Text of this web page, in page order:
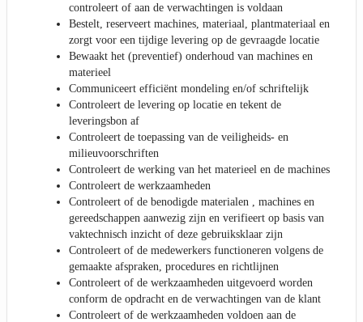
controleert of aan de verwachtingen is voldaan
Bestelt, reserveert machines, materiaal, plantmateriaal en
zorgt voor een tijdige levering op de gevraagde locatie
Bewaakt het (preventief) onderhoud van machines en
materieel
Communiceert efficiënt mondeling en/of schriftelijk
Controleert de levering op locatie en tekent de
leveringsbon af
Controleert de toepassing van de veiligheids- en
milieuvoorschriften
Controleert de werking van het materieel en de machines
Controleert de werkzaamheden
Controleert of de benodigde materialen , machines en
gereedschappen aanwezig zijn en verifieert op basis van
vaktechnisch inzicht of deze gebruiksklaar zijn
Controleert of de medewerkers functioneren volgens de
gemaakte afspraken, procedures en richtlijnen
Controleert of de werkzaamheden uitgevoerd worden
conform de opdracht en de verwachtingen van de klant
Controleert of de werkzaamheden voldoen aan de